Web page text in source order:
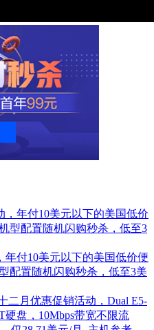
年付10美元以下的美国低价便
配置随机闪购秒杀，低至3美